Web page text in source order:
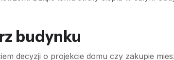
budynku
decyzji o projekcie domu czy zakupie